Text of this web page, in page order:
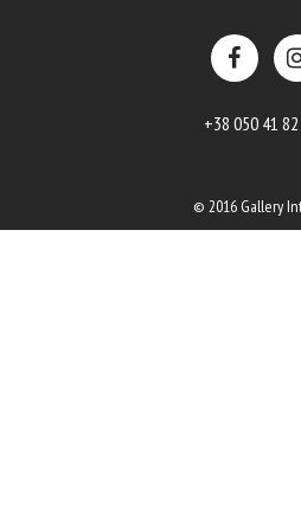
+38 050 41
© 2016 Gallery